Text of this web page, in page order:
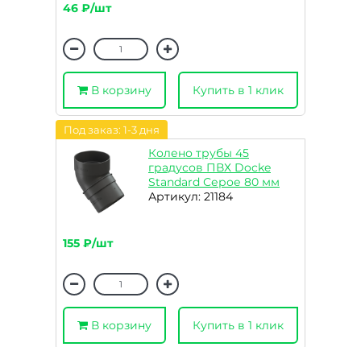
46 ₽/шт
В корзину Купить в 1 клик
Под заказ: 1-3 дня
Колено трубы 45
градусов ПВХ Docke
Standard Серое 80 мм
Артикул: 21184
155 ₽/шт
В корзину Купить в 1 клик